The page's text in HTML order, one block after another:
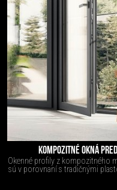
KOMPOZITNÉ OKNÁ
Okenné profily z kompozitného
sú v porovnaní s tradičnými